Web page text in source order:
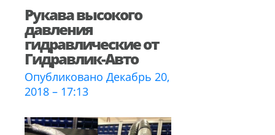
Рукава высокого
давления
гидравлические от
Гидравлик-Авто
Опубликовано Декабрь 20,
2018 – 17:13